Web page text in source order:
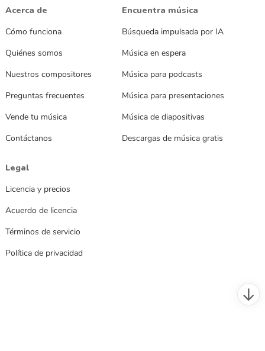
Acerca de
Cómo funciona
Quiénes somos
Nuestros compositores
Preguntas frecuentes
Vende tu música
Contáctanos
Encuentra música
Búsqueda impulsada por IA
Música en espera
Música para podcasts
Música para presentaciones
Música de diapositivas
Descargas de música gratis
Legal
Licencia y precios
Acuerdo de licencia
Términos de servicio
Política de privacidad